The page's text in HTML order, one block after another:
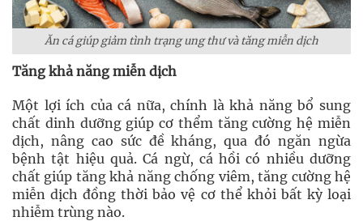
Ăn cá giúp giảm tình trạng ung thư và tăng miễn dịch
Tăng khả năng miễn dịch
Một lợi ích của cá nữa, chính là khả năng bổ sung
chất dinh dưỡng giúp cơ thểm tăng cường hệ miễn
dịch, nâng cao sức đề kháng, qua đó ngăn ngừa
bệnh tật hiệu quả. Cá ngừ, cá hồi có nhiều dưỡng
chất giúp tăng khả năng chống viêm, tăng cường hệ
miễn dịch đồng thời bảo vệ cơ thể khỏi bất kỳ loại
nhiễm trùng nào.